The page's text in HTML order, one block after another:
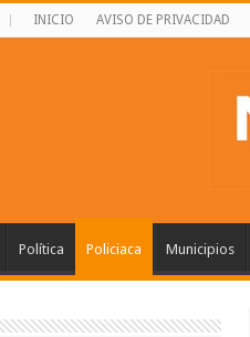
INICIO AVISO DE PRIVACIDAD
Política Policiaca Municipios